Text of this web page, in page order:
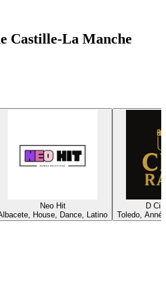
Castille-La Manche
Neo Hit
House, Dance, Latino
D
Toledo,